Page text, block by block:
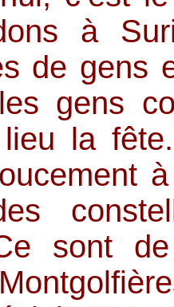
à
de gens
gens
la
sont